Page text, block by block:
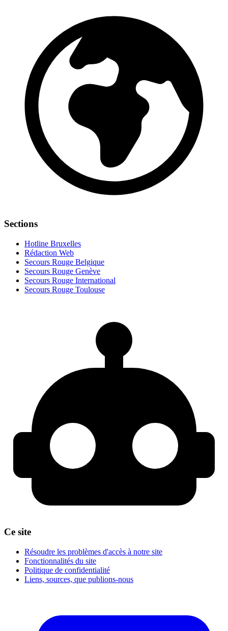
Sections
Hotline Bruxelles
Rédaction Web
Secours Rouge Belgique
Secours Rouge Genève
Secours Rouge International
Secours Rouge Toulouse
Ce site
Résoudre les problèmes d'accès à notre site
Fonctionnalités du site
Politique de confidentialité
Liens, sources, que publions-nous